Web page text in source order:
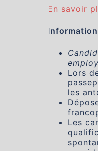
En savoir
Lors
les
Les